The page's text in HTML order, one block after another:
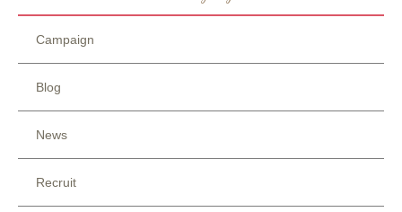
Campaign
Blog
News
Recruit